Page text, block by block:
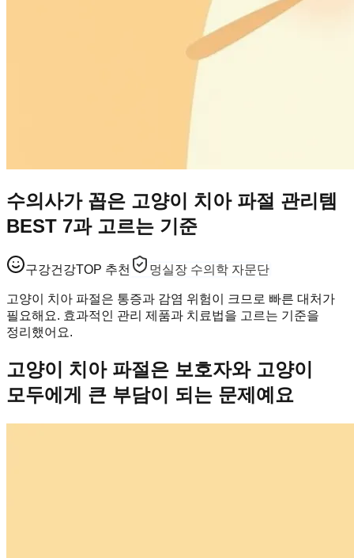
수의사가 꼽은 고양이 치아 파절 관리템
BEST 7과 고르는 기준
구강건강TOP 추천 멍실장 수의학 자문단
고양이 치아 파절은 통증과 감염 위험이 크므로 빠른 대처가
필요해요. 효과적인 관리 제품과 치료법을 고르는 기준을
정리했어요.
고양이 치아 파절은 보호자와 고양이
모두에게 큰 부담이 되는 문제예요